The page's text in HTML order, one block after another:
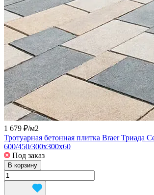
1 679 ₽/м2
Тротуарная бетонная плитка Braer Триада
600/450/300x300x60
Под заказ
В корзину